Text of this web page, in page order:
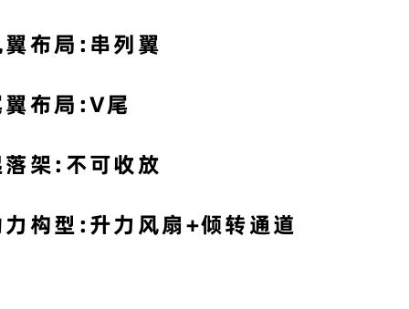
翼布局:串列翼
翼布局:V尾
落架:不可收放
力构型:升力风扇+倾转通道